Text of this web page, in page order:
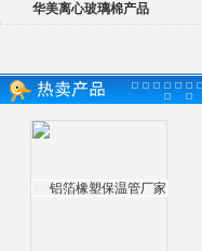
华美离心玻璃棉产品